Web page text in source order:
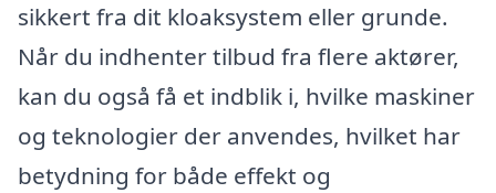
sikkert fra dit kloaksystem eller grunde.
Når du indhenter tilbud fra flere aktører,
kan du også få et indblik i, hvilke maskiner
og teknologier der anvendes, hvilket har
betydning for både effekt og